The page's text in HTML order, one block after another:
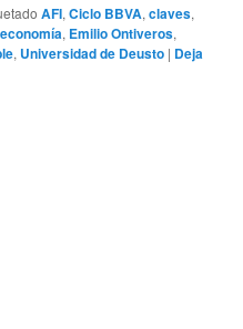
AFI,Ciclo BBVA,claves,
economía, Emilio Ontiveros,
, Universidad de Deusto | Deja